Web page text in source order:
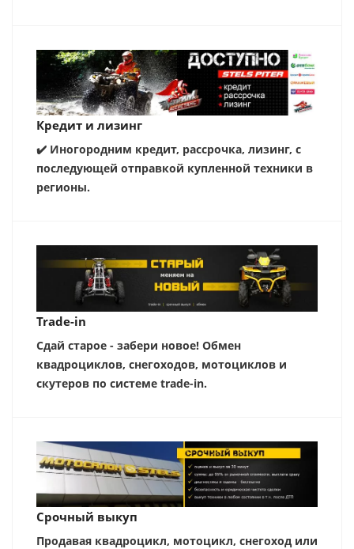
Кредит и лизинг
✔️ Иногородним кредит, рассрочка, лизинг, с
последующей отправкой купленной техники в
регионы.
Trade-in
Сдай старое - забери новое! Обмен
квадроциклов, снегоходов, мотоциклов и
скутеров по системе trade-in.
Срочный выкуп
Продавая квадроцикл, мотоцикл, снегоход или